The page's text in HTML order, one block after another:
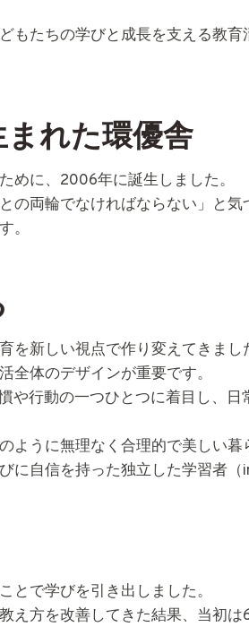
たちの学びと成長を支える教育
れた環優舎
めに、2006年に誕生しました。
両輪でなければならない」と気
。
新しい視点で作り変えてきまし
体のデザインが重要です。
行動の一つひとつに着目し、
うに無理なく合理的で美しい暮
に自信を持った独立した学習者
で学びを引き出しました。
え方を改善してきた結果、当初